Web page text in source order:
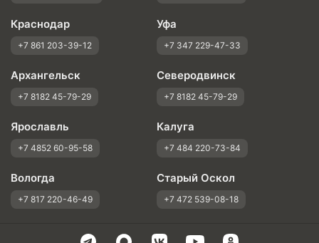
Краснодар
+7 861 203-39-12
Уфа
+7 347 229-47-33
Архангельск
+7 8182 45-79-29
Северодвинск
+7 8182 45-79-29
Ярославль
+7 4852 60-95-58
Калуга
+7 484 220-73-84
Вологда
+7 817 220-46-49
Старый Оскол
+7 472 539-08-18